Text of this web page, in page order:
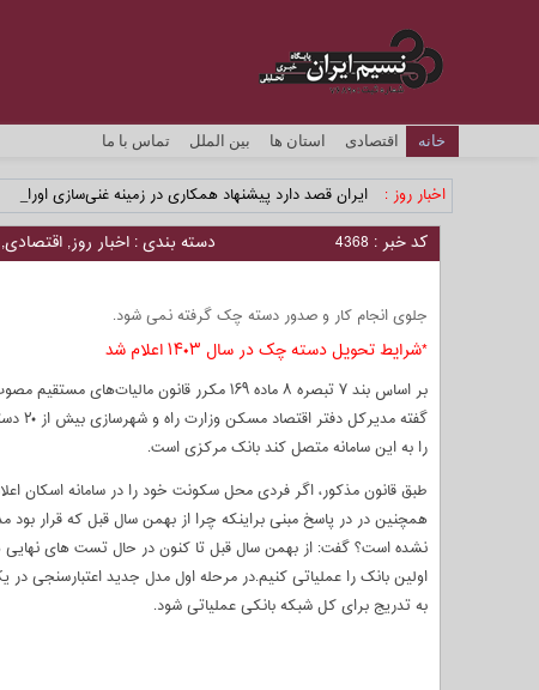
خانه اقتصادی استان ها بین الملل تماس با ما
اخبار روز : ایران قصد دارد پیشنهاد همکاری در زمینه غنی‌سازی اورانیو _
کد خبر : 4368 دسته بندی : اخبار روز, اقتصادی,
جلوی انجام کار و صدور دسته چک گرفته نمی شود.
*شرایط تحویل دسته چک در سال ۱۴۰۳ اعلام شد
را به این سامانه متصل کند بانک مرکزی است.
طبق قانون مذکور، اگر فردی محل سکونت خود را در سامانه اسکان
همچنین در در پاسخ مبنی براینکه چرا از بهمن سال قبل که قرار
نشده است؟ گفت: از بهمن سال قبل تا کنون در حال تست های
اولین بانک را عملیاتی کنیم.در مرحله اول مدل جدید
به تدریج برای کل شبکه بانکی عملیاتی شود.